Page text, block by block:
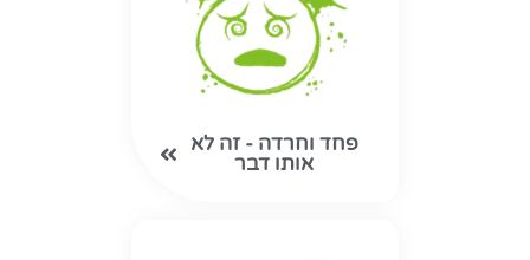
פחד וחרדה - זה לא
אותו דבר